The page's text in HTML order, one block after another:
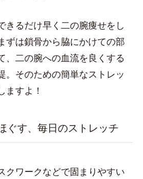
きるだけ早く二の腕痩せをし
ずは鎖骨から脇にかけての部
、二の腕への血流を良くする
。そのための簡単なストレッ
ますよ！
ぐす、毎日のストレッチ
クワークなどで固まりやすい